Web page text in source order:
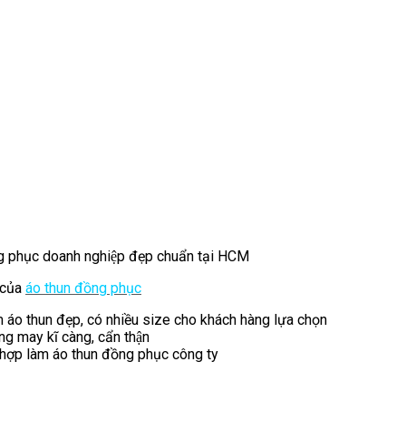
phục doanh nghiệp đẹp chuẩn tại HCM
áo thun đồng phục
áo thun đẹp, có nhiều size cho khách hàng lựa chọn
may kĩ càng, cẩn thận
làm áo thun đồng phục công ty